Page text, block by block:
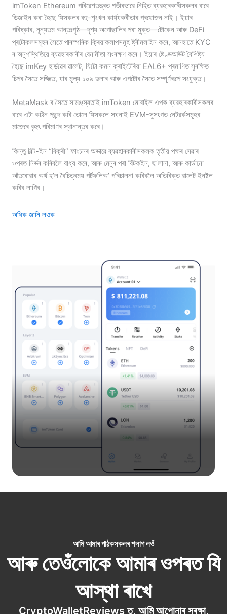
imToken Ethereum পৰিৱেশতন্ত্ৰত গভীৰভাৱে নিহিত ব্যৱহাৰকাৰীসকলৰ বাবে
ডিজাইন কৰা হৈছে যিসকলৰ বহু-শৃংখল কাৰ্য্যকৰীতাৰ প্ৰয়োজন নাই। ইয়াৰ
পৰিষ্কাৰ, নূন্যতম আন্তঃপৃষ্ঠ—দৃশ্য অগোছালিৰ পৰা মুক্ত—টোকেন আৰু DeFi
প্ৰটোকলসমূহৰ সৈতে পাৰস্পৰিক ক্ৰিয়াকলাপসমূহ ষ্ট্ৰীমলাইন কৰে, আনহাতে KYC
ৰ অনুপস্থিতিয়ে ব্যৱহাৰকাৰীৰ বেনামীতা সংৰক্ষণ কৰে। ইয়াৰ ষ্টেণ্ডআউট বৈশিষ্ট্য
হৈছে imKey হাৰ্ডৱেৰ ৱালেট, যিটো কমন ক্ৰাইটেৰিয়া EAL6+ প্ৰমাণিত সুৰক্ষিত
চিপৰ সৈতে সজ্জিত, যাৰ মূল্য ১০৯ ডলাৰ আৰু এপটোৰ সৈতে সম্পূৰ্ণৰূপে সংযুক্ত।
MetaMask ৰ সৈতে সামঞ্জস্যতাই imToken মোবাইল এপক ব্যৱহাৰকাৰীসকলৰ
বাবে এটা কঠিন পছন্দ কৰি তোলে যিসকলে সঘনাই EVM-সুসংগত নেটৱৰ্কসমূহৰ
মাজেৰে বৃহৎ পৰিমাণৰ স্থানান্তৰ কৰে।
কিন্তু বিল্ট-ইন “বিক্ৰী” ফাংচনৰ অভাৱে ব্যৱহাৰকাৰীসকলক তৃতীয় পক্ষৰ সেৱাৰ
ওপৰত নিৰ্ভৰ কৰিবলৈ বাধ্য কৰে, আৰু মেনুৰ পৰা বিটকইন, ছ’লানা, আৰু কাৰ্ডানো
আঁতৰোৱাৰ অৰ্থ হ’ল বৈচিত্ৰময় পৰ্টফলিঅ’ পৰিচালনা কৰিবলৈ অতিৰিক্ত ৱালেট ইনষ্টল
কৰিব লাগিব।
অধিক জানি লওক
আমি আমাৰ পাঠকসকলৰ শলাগ লওঁ
আৰু তেওঁলোকে আমাৰ ওপৰত যি
আস্থা ৰাখে
CryptoWalletReviews ত, আমি আপোনাৰ সুৰক্ষা,